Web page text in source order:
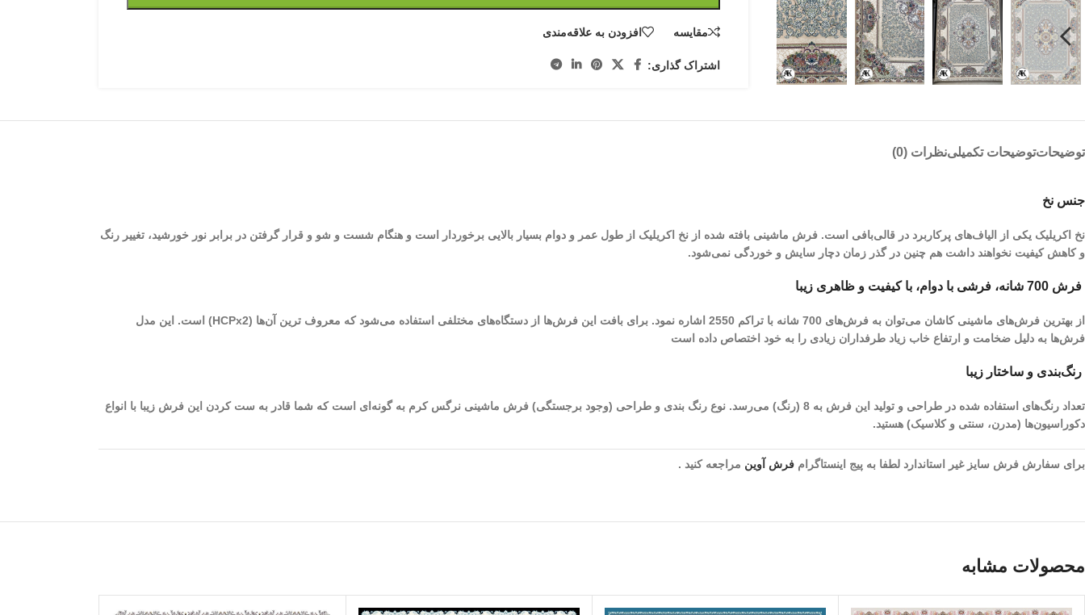
مقایسه افزودن به علاقه‌مندی
اشتراک گذاری:
توضیحاتتوضیحات تکمیلینظرات (0)
جنس نخ
نخ اکریلیک یکی از الیاف­‌های پرکاربرد در قالی‌بافی است. فرش ماشینی بافته شده از نخ اکریلیک از طول عمر و دوام بسیار بالایی برخوردار است و هنگام شست و شو و قرار گرفتن در برابر نور خورشید، تغییر رنگ
و کاهش کیفیت نخواهند داشت هم چنین در گذر زمان دچار سایش و خوردگی نمی‌شود.
فرش 700 شانه، فرشی با دوام، با کیفیت و ظاهری زیبا
از بهترین فرش‌های ماشینی کاشان می‌توان به فرش‌های 700 شانه با تراکم 2550 اشاره نمود. برای بافت این فرش‌ها از دستگاه‌های مختلفی استفاده می‌شود که معروف ترین آن‌ها (HCPx2) است. این مدل
فرش‌ها به دلیل ضخامت و ارتفاع خاب زیاد طرفداران زیادی را به خود اختصاص داده است
رنگ‌بندی و ساختار زیبا
تعداد رنگ‌های استفاده شده در طراحی و تولید این فرش به 8 (رنگ) می‌رسد. نوع رنگ بندی و طراحی (وجود برجستگی) فرش ماشینی نرگس کرم به گونه‌ای است که شما قادر به ست کردن این فرش زیبا با انواع
دکوراسیون‌ها (مدرن، سنتی و کلاسیک) هستید.
برای سفارش فرش سایز غیر استاندارد لطفا به پیج اینستاگرام فرش آوین مراجعه کنید .
محصولات مشابه